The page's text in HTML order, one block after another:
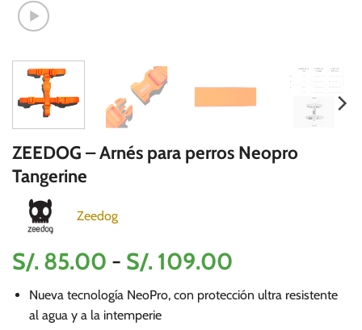
ZEEDOG – Arnés para perros Neopro
Tangerine
Zeedog
S/. 85.00 - S/. 109.00
de
precios:
Nueva tecnología NeoPro, con protección ultra resistente
al agua y a la intemperie